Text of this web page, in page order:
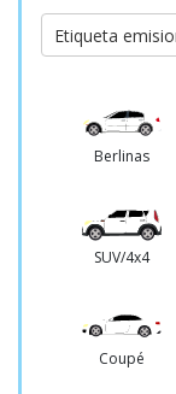
cambio
Etiqueta
emisiones
Etiqueta
Berlinas
SUV/4x4
Coupé